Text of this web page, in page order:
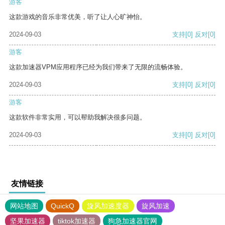
游客
这款游戏的音乐非常优美，听了让人心旷神怡。
2024-09-03 支持[0] 反对[0]
游客
这款加速器VPM应用程序已经为我们带来了无限的流畅体验。
2024-09-03 支持[0] 反对[0]
游客
这款软件非常实用，可以帮助我解决很多问题。
2024-09-03 支持[0] 反对[0]
友情链接
网站地图 QuickQ 旋风加速度器
旋风加速
坚果加速器
tiktok加速器 狗急加速器官网